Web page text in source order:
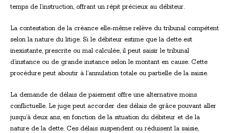
temps de l’instruction, offrant un répit précieux au débiteur.
La contestation de la créance elle-même relève du tribunal compétent
selon la nature du litige. Si le débiteur estime que la dette est
inexistante, prescrite ou mal calculée, il peut saisir le tribunal
d’instance ou de grande instance selon le montant en cause. Cette
procédure peut aboutir à l’annulation totale ou partielle de la saisie.
La demande de délais de paiement offre une alternative moins
conflictuelle. Le juge peut accorder des délais de grâce pouvant aller
jusqu’à deux ans, en fonction de la situation du débiteur et de la
nature de la dette. Ces délais suspendent ou réduisent la saisie,